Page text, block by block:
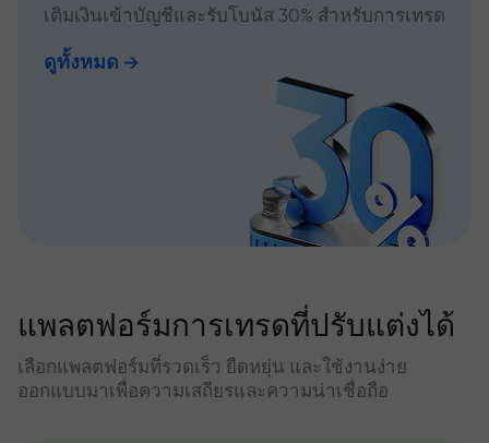
เติมเงินเข้าบัญชีและรับโบนัส 30% สำหรับการเทรด
ดูทั้งหมด
แพลตฟอร์มการเทรดที่ปรับแต่งได้
เลือกแพลตฟอร์มที่รวดเร็ว ยืดหยุ่น และใช้งานง่าย
ออกแบบมาเพื่อความเสถียรและความน่าเชื่อถือ